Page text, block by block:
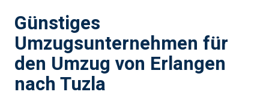
Günstiges
Umzugsunternehmen für
den Umzug von Erlangen
nach Tuzla